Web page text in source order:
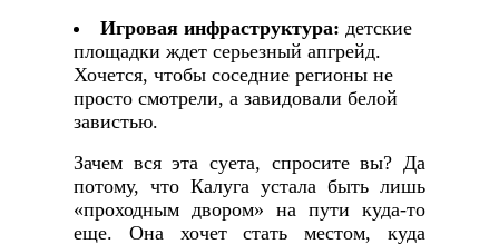
Игровая инфраструктура: детские
площадки ждет серьезный апгрейд.
Хочется, чтобы соседние регионы не
просто смотрели, а завидовали белой
завистью.
Зачем вся эта суета, спросите вы? Да
потому, что Калуга устала быть лишь
«проходным двором» на пути куда-то
еще. Она хочет стать местом, куда